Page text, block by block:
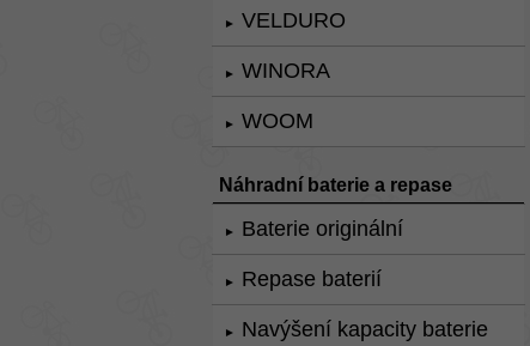
► VELDURO
► WINORA
► WOOM
Náhradní baterie a repase
► Baterie originální
► Repase baterií
► Navýšení kapacity baterie